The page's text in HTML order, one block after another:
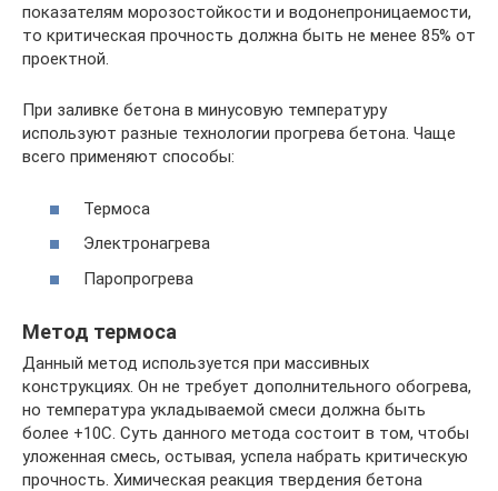
показателям морозостойкости и водонепроницаемости,
то критическая прочность должна быть не менее 85% от
проектной.
При заливке бетона в минусовую температуру
используют разные технологии прогрева бетона. Чаще
всего применяют способы:
Термоса
Электронагрева
Паропрогрева
Метод термоса
Данный метод используется при массивных
конструкциях. Он не требует дополнительного обогрева,
но температура укладываемой смеси должна быть
более +10С. Суть данного метода состоит в том, чтобы
уложенная смесь, остывая, успела набрать критическую
прочность. Химическая реакция твердения бетона